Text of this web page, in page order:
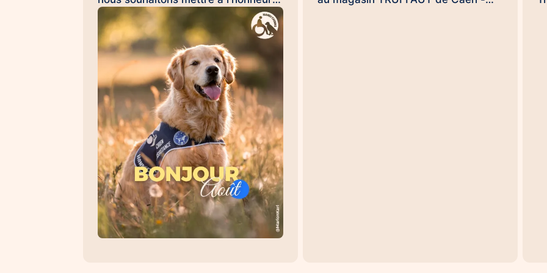
Émilie et Ron, son chien d'assistance
à la réussite scolaire HANDI'CHIENS
💛 Au quotidien, Ron accompagne
Émilie dans son collège et l'aide à
évoluer dans un environnement
scolaire avec davantage de sérénité,
de confiance et d'apaisement. Sa
présence favorise les
apprentissages, renforce le
sentiment de sécurité et contribue à
créer un climat propice à la réussite.
Les chiens d'assistance à la réussite
scolaire permettent : 🐾 d'apaiser les
situations de stress et d'anxiété 🐾
de favoriser la concentration et les
apprentissages 🐾 de renforcer la